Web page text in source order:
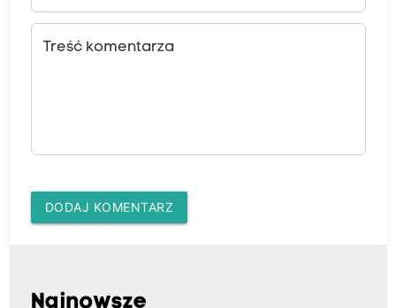
Treść komentarza
DODAJ KOMENTARZ
Najnowsze